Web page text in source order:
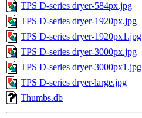
TPS D-series dryer-584px.jpg
TPS D-series dryer-1920px.jpg
TPS D-series dryer-1920px1.jpg
TPS D-series dryer-3000px.jpg
TPS D-series dryer-3000px1.jpg
TPS D-series dryer-large.jpg
Thumbs.db